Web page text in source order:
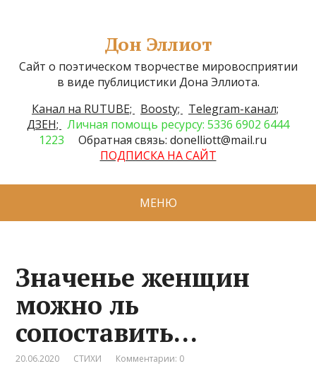
Дон Эллиот
Сайт о поэтическом творчестве мировосприятии
в виде публицистики Дона Эллиота.
Канал на RUTUBE;
Boosty;
Telegram-канал;
ДЗЕН; Личная помощь ресурсу: 5336 6902 6444
1223
Обратная связь: donelliott@mail.ru
ПОДПИСКА НА САЙТ
МЕНЮ
Значенье женщин
можно ль
сопоставить…
20.06.2020 СТИХИ Комментарии: 0